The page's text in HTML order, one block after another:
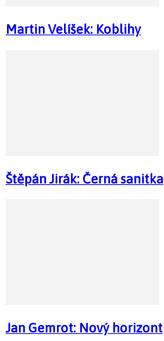
Martin Velíšek: Koblihy
Štěpán Jirák: Černá sanitka
Jan Gemrot: Nový horizont